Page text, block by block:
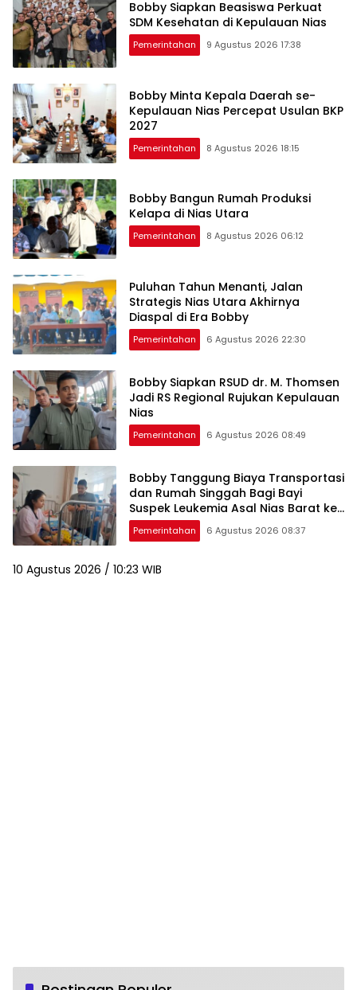
Bobby Siapkan Beasiswa Perkuat
SDM Kesehatan di Kepulauan Nias
Pemerintahan 9 Agustus 2026 17:38
Bobby Minta Kepala Daerah se-
Kepulauan Nias Percepat Usulan BKP
2027
Pemerintahan 8 Agustus 2026 18:15
Bobby Bangun Rumah Produksi
Kelapa di Nias Utara
Pemerintahan 8 Agustus 2026 06:12
Puluhan Tahun Menanti, Jalan
Strategis Nias Utara Akhirnya
Diaspal di Era Bobby
Pemerintahan 6 Agustus 2026 22:30
Bobby Siapkan RSUD dr. M. Thomsen
Jadi RS Regional Rujukan Kepulauan
Nias
Pemerintahan 6 Agustus 2026 08:49
Bobby Tanggung Biaya Transportasi
dan Rumah Singgah Bagi Bayi
Suspek Leukemia Asal Nias Barat ke
Medan
Pemerintahan 6 Agustus 2026 08:37
10 Agustus 2026 / 10:23 WIB